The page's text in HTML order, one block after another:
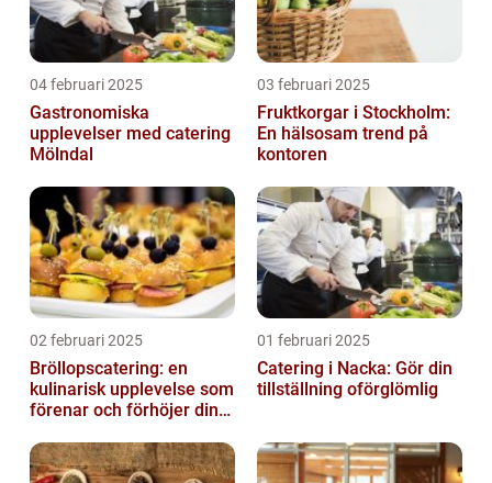
04 februari 2025
Gastronomiska
upplevelser med catering
Mölndal
03 februari 2025
Fruktkorgar i Stockholm:
En hälsosam trend på
kontoren
02 februari 2025
Bröllopscatering: en
kulinarisk upplevelse som
förenar och förhöjer din
01 februari 2025
Catering i Nacka: Gör din
tillställning oförglömlig